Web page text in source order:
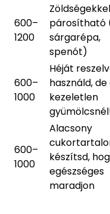
600–
1200
párosítható
sárgarépa,
spenót)
600–
1000
Héját
használd,
kezeletlen
600–
1000
Alacsony
készítsd,
egészséges
maradjon